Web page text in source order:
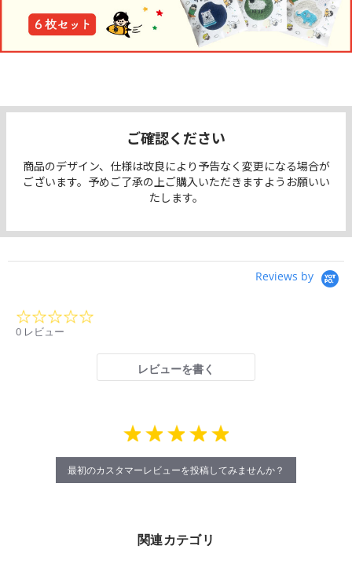
ご確認ください
商品のデザイン、仕様は改良により予告なく変更になる場合が
ございます。予めご了承の上ご購入いただきますようお願いい
たします。
Reviews by
0 レビュー
レビューを書く
最初のカスタマーレビューを投稿してみませんか？
関連カテゴリ